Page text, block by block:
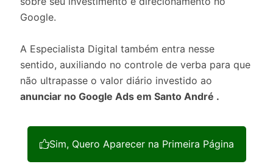
Google.
A Especialista Digital também entra nesse
sentido, auxiliando no controle de verba para que
não ultrapasse o valor diário investido ao
anunciar no Google Ads em Santo André .
Sim, Quero Aparecer na Primeira Página